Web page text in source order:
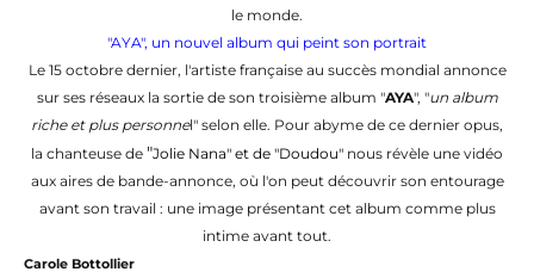
le monde.
"AYA", un nouvel album qui peint son portrait
Le 15 octobre dernier, l'artiste française au succès mondial annonce
sur ses réseaux la sortie de son troisième album "AYA", "un album
riche et plus personnel" selon elle. Pour abyme de ce dernier opus,
la chanteuse de "Jolie Nana" et de "Doudou" nous révèle une vidéo
aux aires de bande-annonce, où l'on peut découvrir son entourage
avant son travail : une image présentant cet album comme plus
intime avant tout.
Carole Bottollier